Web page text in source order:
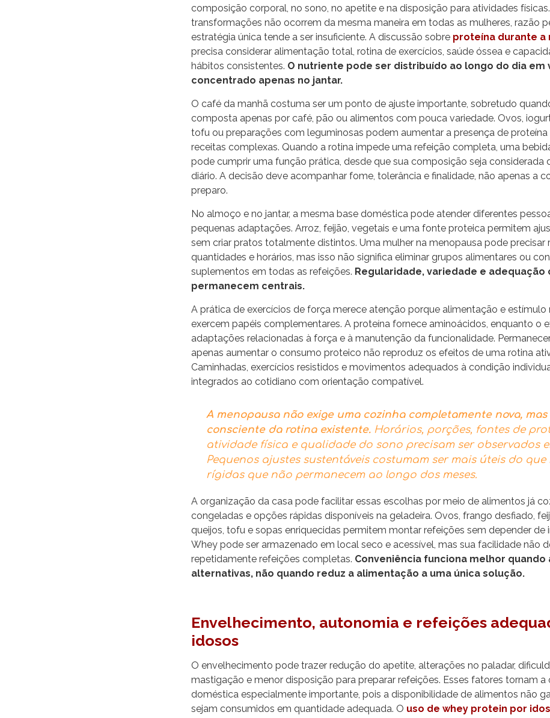
composição corporal, no sono, no apetite e na disposição para atividades
transformações não ocorrem da mesma maneira em todas as mulheres, razão
estratégia única tende a ser insuficiente. A discussão sobre proteína durante a
precisa considerar alimentação total, rotina de exercícios, saúde óssea e
hábitos consistentes. O nutriente pode ser distribuído ao longo do dia em
concentrado apenas no jantar.
O café da manhã costuma ser um ponto de ajuste importante, sobretudo
composta apenas por café, pão ou alimentos com pouca variedade. Ovos,
tofu ou preparações com leguminosas podem aumentar a presença de proteína
receitas complexas. Quando a rotina impede uma refeição completa, uma
pode cumprir uma função prática, desde que sua composição seja considerada
diário. A decisão deve acompanhar fome, tolerância e finalidade, não apenas a
preparo.
No almoço e no jantar, a mesma base doméstica pode atender diferentes
pequenas adaptações. Arroz, feijão, vegetais e uma fonte proteica permitem
sem criar pratos totalmente distintos. Uma mulher na menopausa pode precisar
quantidades e horários, mas isso não significa eliminar grupos alimentares ou
suplementos em todas as refeições. Regularidade, variedade e adequação
permanecem centrais.
A prática de exercícios de força merece atenção porque alimentação e estímulo
exercem papéis complementares. A proteína fornece aminoácidos, enquanto o
adaptações relacionadas à força e à manutenção da funcionalidade.
apenas aumentar o consumo proteico não reproduz os efeitos de uma rotina
Caminhadas, exercícios resistidos e movimentos adequados à condição
integrados ao cotidiano com orientação compatível.
A menopausa não exige uma cozinha completamente nova, mas
consciente da rotina existente. Horários, porções, fontes de
atividade física e qualidade do sono precisam ser observados
Pequenos ajustes sustentáveis costumam ser mais úteis do
rígidas que não permanecem ao longo dos meses.
A organização da casa pode facilitar essas escolhas por meio de alimentos já
congeladas e opções rápidas disponíveis na geladeira. Ovos, frango desfiado,
queijos, tofu e sopas enriquecidas permitem montar refeições sem depender de
Whey pode ser armazenado em local seco e acessível, mas sua facilidade não
repetidamente refeições completas. Conveniência funciona melhor quando
alternativas, não quando reduz a alimentação a uma única solução.
Envelhecimento, autonomia e refeições
idosos
O envelhecimento pode trazer redução do apetite, alterações no paladar,
mastigação e menor disposição para preparar refeições. Esses fatores tornam a
doméstica especialmente importante, pois a disponibilidade de alimentos não
sejam consumidos em quantidade adequada. O uso de whey protein por